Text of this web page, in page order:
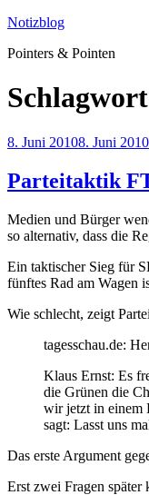
Zum
springen
Notizblog
Pointers & Pointen
Veröffentlicht
8. Juni 20108. Juni 2010
Parteitaktik
Medien und Bürger
so alternativ, dass die
Ein taktischer Sieg für
fünftes Rad am Wagen
Wie schlecht, zeigt
tagesschau.de:
Klaus Ernst: Es
die Grünen die
wir jetzt in einem
sagt: Lasst uns
Das erste Argument
Erst zwei Fragen später